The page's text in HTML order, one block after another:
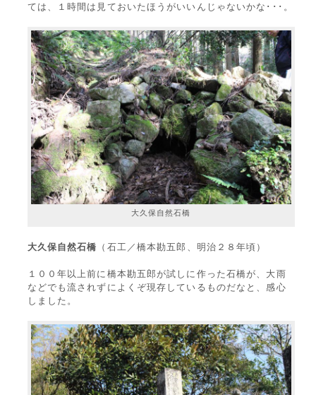
ては、１時間は見ておいたほうがいいんじゃないかな･･･。
大久保自然石橋
大久保自然石橋 （石工／橋本勘五郎、明治２８年頃）
１００年以上前に橋本勘五郎が試しに作った石橋が、大雨
などでも流されずによくぞ現存しているものだなと、感心
しました。